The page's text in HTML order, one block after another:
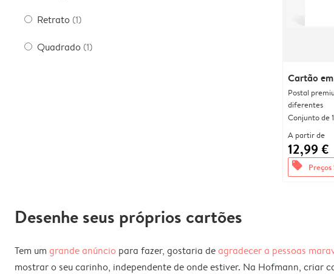
Retrato (1)
Quadrado (1)
Cartão
Postal
diferentes
Conjunto de
A partir de
12,99 €
offers
Desenhe seus próprios cartões
Tem um grande anúncio para fazer, gostaria deagradecer a pessoas
mostrar o seu carinho, independente de onde estiver. Na Hofmann, criar